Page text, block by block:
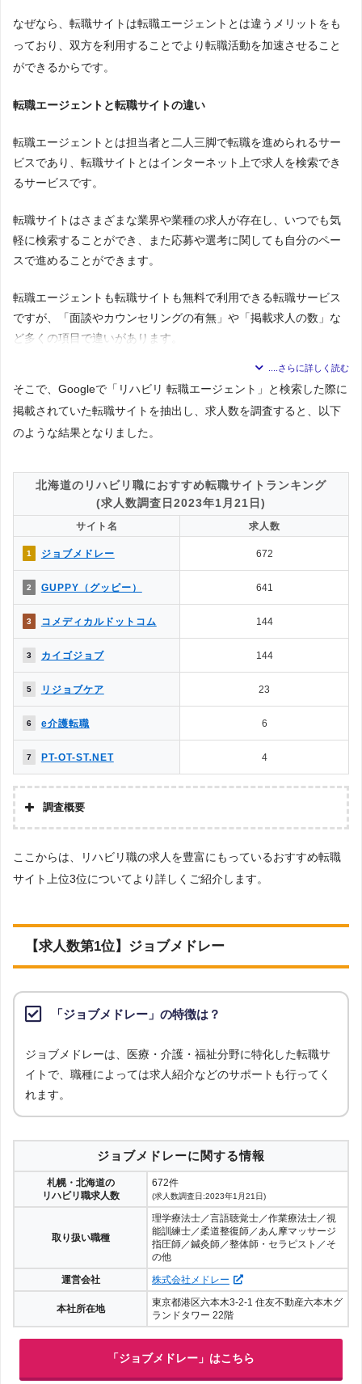
なぜなら、転職サイトは転職エージェントとは違うメリットをも
っており、双方を利用することでより転職活動を加速させること
ができるからです。
転職エージェントと転職サイトの違い
転職エージェントとは担当者と二人三脚で転職を進められるサー
ビスであり、転職サイトとはインターネット上で求人を検索でき
るサービスです。
転職サイトはさまざまな業界や業種の求人が存在し、いつでも気
軽に検索することができ、また応募や選考に関しても自分のペー
スで進めることができます。
転職エージェントも転職サイトも無料で利用できる転職サービス
ですが、「面談やカウンセリングの有無」や「掲載求人の数」な
ど多くの項目で違いがあります。
比較内容
ント
転職サイト
1.気軽に利用できるのはどっち？
→解説1
△ ◯
3.掲載求人数はどっちが多い？ ◯ ◎
◯
5.一度に複数の求人に応募できる？
◯ ◎
7.企業情報を詳しく知れるのは？
◯
8.応募書類の添削や面接対策はある？ ◯
9.日程調整や年収交渉など企業やりとりは？
→解説5
◯ △
11.退職サポートや転職後のサポートは？ △ ✕
転職エージェント側とのやりとりが必要になるなど多少の制限が生じます。
反面、転職サイトは自身で応募するため制約がなく、気軽に利用することが
できます。
求人のみが掲載されているため、転職エージェントのチェックが入ることか
ら厳選されています。
身で興味のある求人があればいくらでも自由に応募することができます。
［解説4］転職エージェントは、担当者が企業の人事担当者からヒアリングし
た上で人材紹介を行っています。そのため、企業がどんな人材が欲しいの
られます。
［解説5］転職エージェントは、企業が欲しい人材と転職希望者が合致してい
る求人を紹介しているため、内定をもらいやすくなります。
そこで、Googleで「リハビリ 転職エージェント」と検索した際に
掲載されていた転職サイトを抽出し、求人数を調査すると、以下
のような結果となりました。
北海道のリハビリ職におすすめ転職サイトランキング
(求人数調査日2023年1月21日)
サイト名 求人数
1 ジョブメドレー 672
2 GUPPY（グッピー） 641
3 コメディカルドットコム 144
3 カイゴジョブ 144
5 リジョブケア 23
6 e介護転職 6
7 PT-OT-ST.NET 4
調査概要
た転職サイト
検索して掲載していた「転職支援サービスを提供していない」
て
ントしました。
調査日 求人数ランキング上部または下部に記載
ここからは、リハビリ職の求人を豊富にもっているおすすめ転職
サイト上位3位についてより詳しくご紹介します。
【求人数第1位】ジョブメドレー
「ジョブメドレー」の特徴は？
ジョブメドレーは、医療・介護・福祉分野に特化した転職サ
イトで、職種によっては求人紹介などのサポートも行ってく
れます。
ジョブメドレーに関する情報
札幌・北海道の
リハビリ職求人数
672件
(求人数調査日:2023年1月21日)
取り扱い職種
理学療法士／言語聴覚士／作業療法士／視
能訓練士／柔道整復師／あん摩マッサージ
指圧師／鍼灸師／整体師・セラピスト／そ
の他
運営会社
株式会社メドレー
本社所在地
東京都港区六本木3-2-1 住友不動産六本木グ
ランドタワー 22階
「ジョブメドレー」はこちら